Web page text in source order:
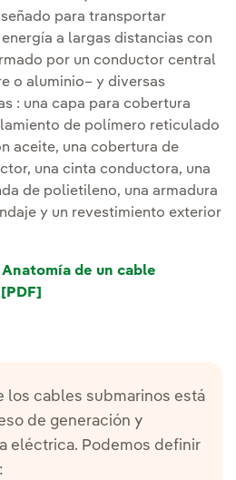
para transportar
a largas distancias con
por un conductor central
o aluminio– y diversas
: una capa para cobertura
de polímero reticulado
aceite, una cobertura de
una cinta conductora, una
de polietileno, una armadura
y un revestimiento exterior
Anatomía de un cable
los cables submarinos está
de generación y
eléctrica. Podemos definir